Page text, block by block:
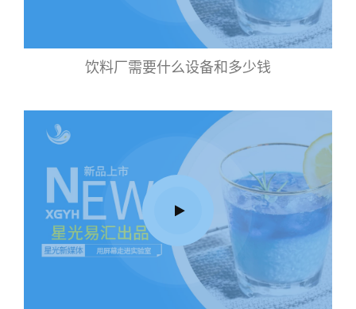
饮料厂需要什么设备和多少钱